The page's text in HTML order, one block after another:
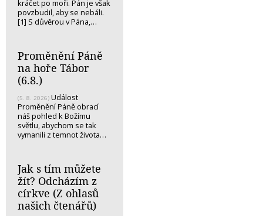
kráčet po moři. Pán je však
povzbudil, aby se nebáli.
[1] S důvěrou v Pána,…
Proměnění Páně
na hoře Tábor
(6.8.)
(5. 8. 2026) Událost
Proměnění Páně obrací
náš pohled k Božímu
světlu, abychom se tak
vymanili z temnot života…
Jak s tím můžete
žít? Odcházím z
církve (Z ohlasů
našich čtenářů)